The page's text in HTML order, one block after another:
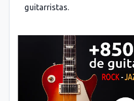
guitarristas.